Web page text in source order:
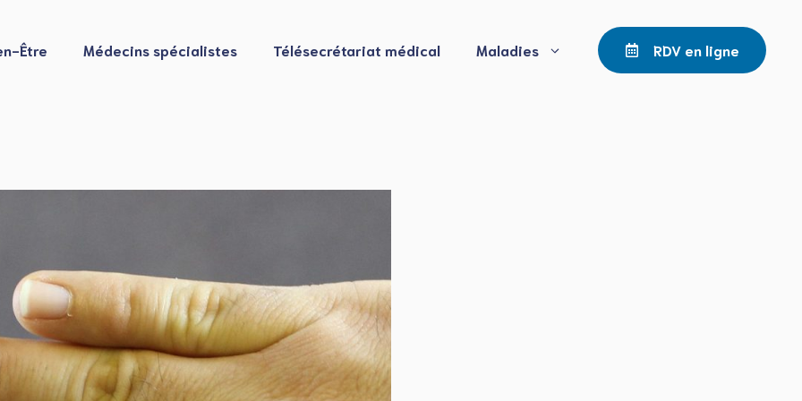
Être Médecins spécialistes Télésecrétariat médical Maladies RDV en ligne